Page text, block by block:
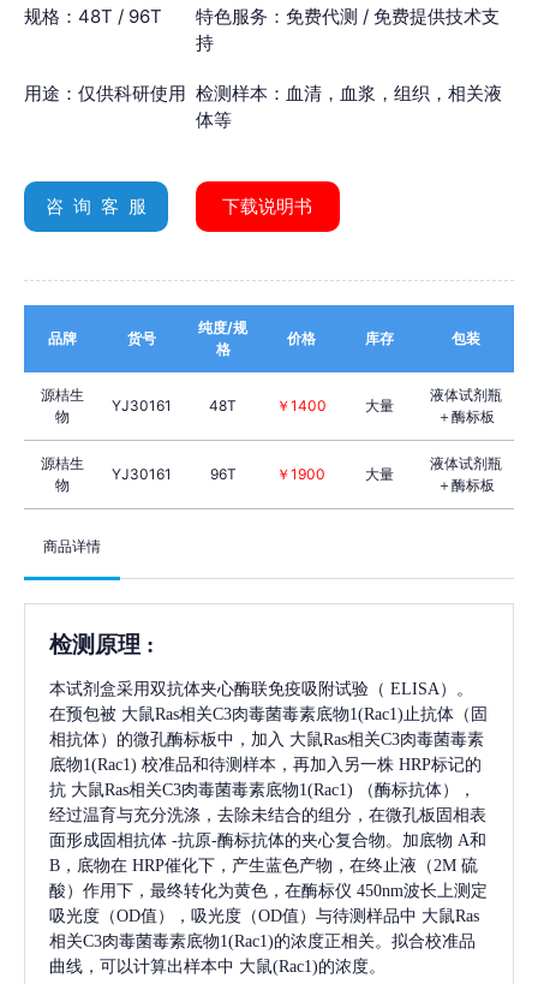
规格：48T / 96T
特色服务：免费代测 / 免费提供技术支
持
用途：仅供科研使用 检测样本：血清，血浆，组织，相关液
体等
咨 询 客 服 下载说明书
品牌 货号
纯度/规
格
价格 库存 包装
源桔生
物
YJ30161 48T ￥1400 大量
液体试剂瓶
＋酶标板
源桔生
物
YJ30161 96T ￥1900 大量
液体试剂瓶
＋酶标板
商品详情
检测原理 :
本试剂盒采用双抗体夹心酶联免疫吸附试验（ ELISA）。
在预包被 大鼠Ras相关C3肉毒菌毒素底物1(Rac1)止抗体（固
相抗体）的微孔酶标板中，加入 大鼠Ras相关C3肉毒菌毒素
底物1(Rac1) 校准品和待测样本，再加入另一株 HRP标记的
抗 大鼠Ras相关C3肉毒菌毒素底物1(Rac1)
（酶标抗体），
经过温育与充分洗涤，去除未结合的组分，在微孔板固相表
面形成固相抗体 -抗原-酶标抗体的夹心复合物。加底物 A和
B，底物在 HRP催化下，产生蓝色产物，在终止液（2M 硫
酸）作用下，最终转化为黄色，在酶标仪 450nm波长上测定
吸光度（OD值），吸光度（OD值）与待测样品中 大鼠Ras
相关C3肉毒菌毒素底物1(Rac1)的浓度正相关。拟合校准品
曲线，可以计算出样本中 大鼠(Rac1)的浓度。